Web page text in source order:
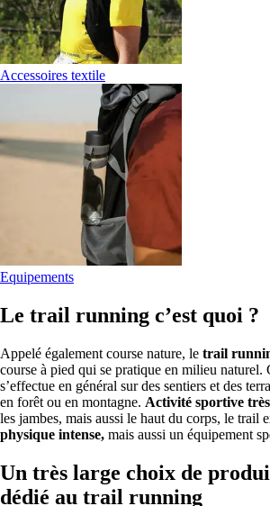
Accessoires textile
Equipements
Le trail running c’est quoi ?
Appelé également course nature, le trail
course à pied qui se pratique en milieu naturel.
s’effectue en général sur des sentiers et des
en forêt ou en montagne. Activité sportive
les jambes, mais aussi le haut du corps, le trail
physique intense, mais aussi un équipement
Un très large choix de
dédié au trail running